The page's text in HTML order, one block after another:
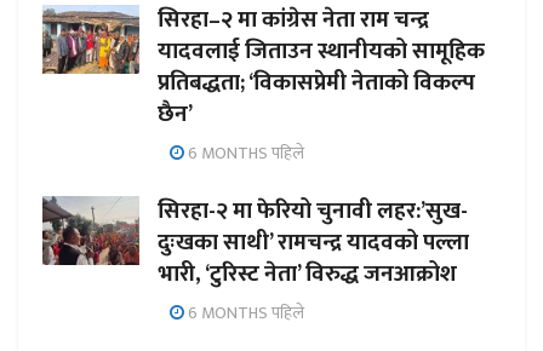
सिरहा–२ मा कांग्रेस नेता राम चन्द्र
यादवलाई जिताउन स्थानीयको सामूहिक
प्रतिबद्धता; ‘विकासप्रेमी नेताको विकल्प
छैन’
6 MONTHS पहिले
सिरहा-२ मा फेरियो चुनावी लहर:’सुख-
दुःखका साथी’ रामचन्द्र यादवको पल्ला
भारी, ‘टुरिस्ट नेता’ विरुद्ध जनआक्रोश
6 MONTHS पहिले